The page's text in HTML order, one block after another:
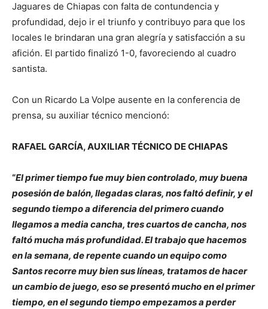
Jaguares de Chiapas con falta de contundencia y
profundidad, dejo ir el triunfo y contribuyo para que los
locales le brindaran una gran alegría y satisfacción a su
afición. El partido finalizó 1-0, favoreciendo al cuadro
santista.
Con un Ricardo La Volpe ausente en la conferencia de
prensa, su auxiliar técnico mencionó:
RAFAEL GARCÍA, AUXILIAR TÉCNICO DE CHIAPAS
“El primer tiempo fue muy bien controlado, muy buena
posesión de balón, llegadas claras, nos faltó definir, y el
segundo tiempo a diferencia del primero cuando
llegamos a media cancha, tres cuartos de cancha, nos
faltó mucha más profundidad. El trabajo que hacemos
en la semana, de repente cuando un equipo como
Santos recorre muy bien sus líneas, tratamos de hacer
un cambio de juego, eso se presentó mucho en el primer
tiempo, en el segundo tiempo empezamos a perder